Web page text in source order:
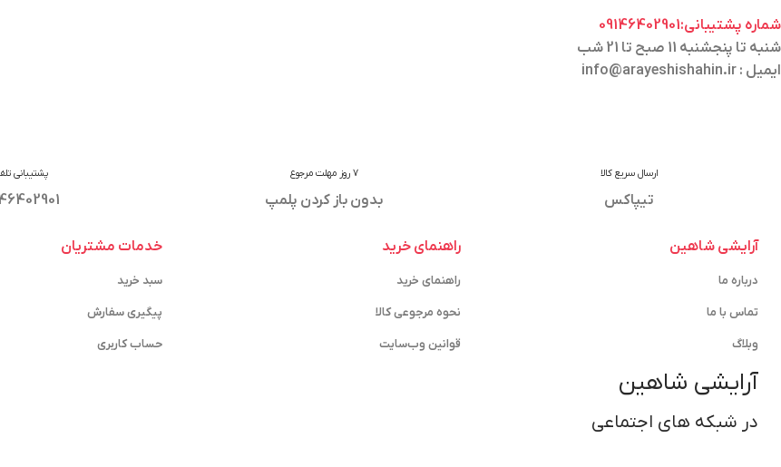
شماره پشتیبانی:09146402901
شنبه تا پنجشنبه 11 صبح تا 21 شب
ایمیل : info@arayeshishahin.ir
ارسال سریع کالا
تیپاکس
7 روز مهلت مرجوع
بدون باز کردن پلمپ
پشتیبانی
آرایشی شاهین
درباره ما
تماس با ما
وبلاگ
آرایشی شاهین
در شبکه های اجتماعی
راهنمای خرید
راهنمای خرید
نحوه مرجوعی کالا
قوانین وب‌سایت
خدمات مشتریان
سبد خرید
پیگیری سفارش
حساب کاربری